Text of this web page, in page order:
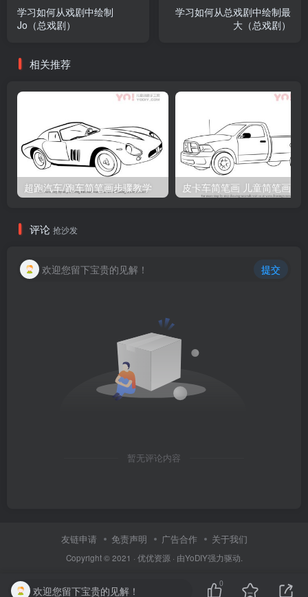
学习如何从戏剧中绘制
Jo（总戏剧）
学习如何从总戏剧中绘制最
大（总戏剧）
相关推荐
超跑汽车/跑车简笔画步骤教学 皮卡车简笔画 儿童简笔画
评论 抢沙发
欢迎您留下宝贵的见解！ 提交
暂无评论内容
友链申请 免责声明 广告合作 关于我们
Copyright © 2021 · 优优资源 · 由YoDIY强力驱动.
欢迎您留下宝贵的见解！
0